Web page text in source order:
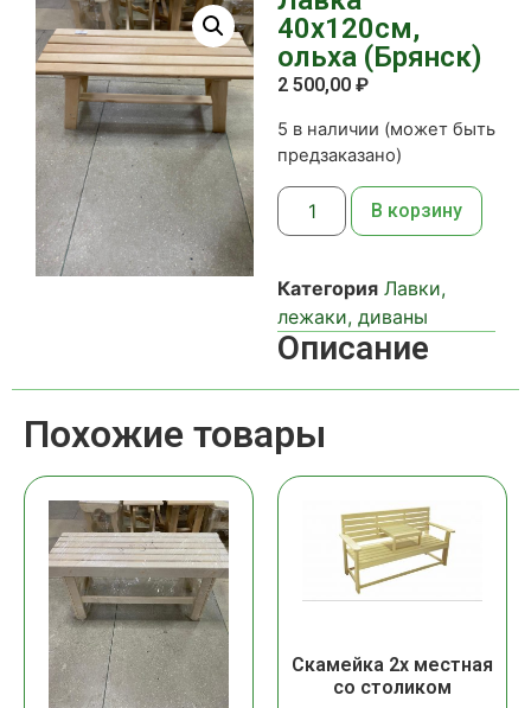
40х120см,
ольха (Брянск)
2 500,00 ₽
5 в наличии (может быть
предзаказано)
В корзину
Категория Лавки,
лежаки, диваны
Описание
Похожие товары
Скамейка 2х местная
со столиком